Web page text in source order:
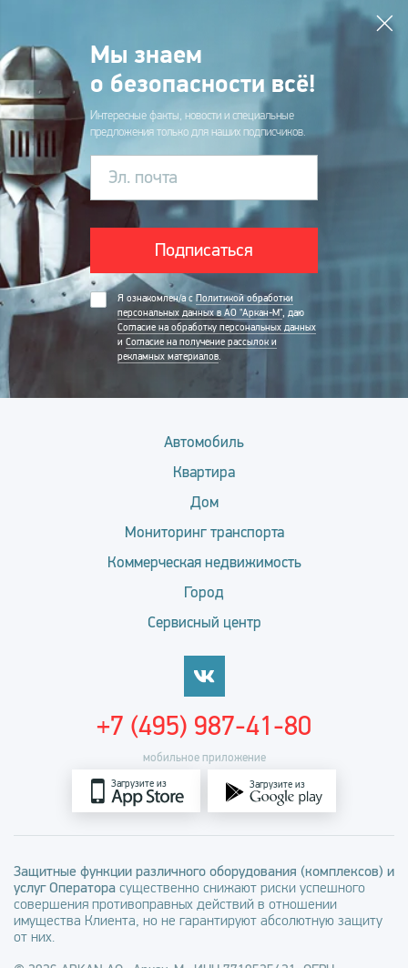
Мы знаем
о безопасности всё!
Интересные факты, новости и специальные
предложения только для наших подписчиков.
Эл. почта
Подписаться
Я ознакомлен/а с Политикой обработки
персональных данных в АО "Аркан-М", даю
Согласие на обработку персональных данных
и Согласие на получение рассылок и
рекламных материалов.
Автомобиль
Квартира
Дом
Мониторинг транспорта
Коммерческая недвижимость
Город
Сервисный центр
мобильное приложение
Загрузите из Загрузите из
+7 (495) 987-41-80
Защитные функции различного оборудования (комплексов) и
услуг Оператора существенно снижают риски успешного
совершения противоправных действий в отношении
имущества Клиента, но не гарантируют абсолютную защиту
от них.